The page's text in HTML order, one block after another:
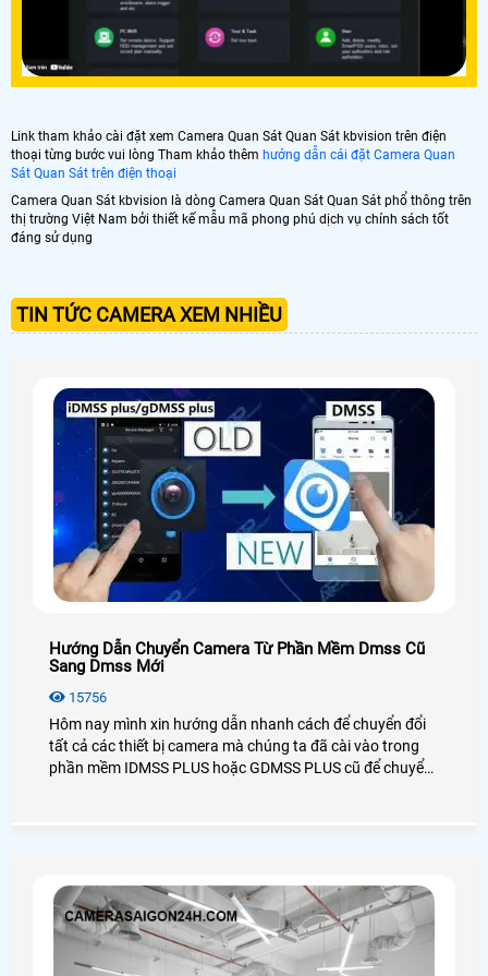
Link tham khảo cài đặt xem Camera Quan Sát Quan Sát kbvision trên điện
thoại từng bước vui lòng Tham khảo thêm hướng dẫn cái đặt Camera Quan
Sát Quan Sát trên điện thoại
Camera Quan Sát kbvision là dòng Camera Quan Sát Quan Sát phổ thông trên
thị trường Việt Nam bởi thiết kế mẫu mã phong phú dịch vụ chính sách tốt
đáng sử dụng
TIN TỨC CAMERA XEM NHIỀU
Hướng Dẫn Chuyển Camera Từ Phần Mềm Dmss Cũ
Sang Dmss Mới
15756
Hôm nay mình xin hướng dẫn nhanh cách để chuyển đổi
tất cả các thiết bị camera mà chúng ta đã cài vào trong
phần mềm IDMSS PLUS hoặc GDMSS PLUS cũ để chuyển